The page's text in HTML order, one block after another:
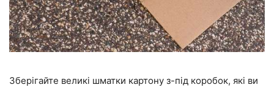
Зберігайте великі шматки картону з-під коробок, які ви